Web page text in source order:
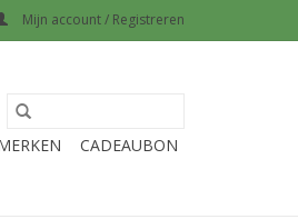
Mijn account / Registreren
CADEAUBON